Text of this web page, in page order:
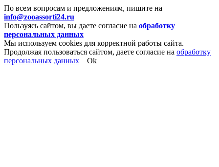
По всем вопросам и предложениям, пишите на
info@zooassorti24.ru
Пользуясь сайтом, вы даете согласие на обработку
персональных данных
Мы используем cookies для корректной работы сайта.
Продолжая пользоваться сайтом, даете согласие на обработку
персональных данных
Ok